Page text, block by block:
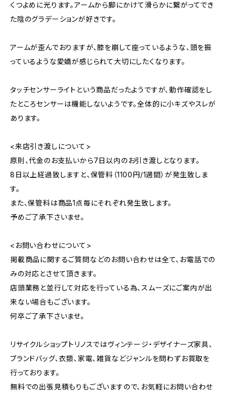
くつよめに光ります。アームから脚にかけて滑らかに繋がってでき
た陰のグラデーションが好きです。
アームが歪んでおりますが、膝を崩して座っているような、頭を振
っているような愛嬌が感じられて大切にしたくなります。
タッチセンサーライトという商品だったようですが、動作確認をし
たところセンサーは機能しないようです。全体的に小キズやスレが
あります。
<来店引き渡しについて>
原則、代金のお支払いから7日以内のお引き渡しとなります。
8日以上経過致しますと、保管料（1100円/1週間）が発生致しま
す。
また、保管料は商品1点毎にそれぞれ発生致します。
予めご了承下さいませ。
<お問い合わせについて>
掲載商品に関するご質問などのお問い合わせは全て、お電話での
みの対応とさせて頂きます。
店頭業務と並行して対応を行っている為、スムーズにご案内が出
来ない場合もございます。
何卒ご了承下さいませ。
リサイクルショップトリノスではヴィンテージ・デザイナーズ家具、
ブランドバッグ、衣類、家電、雑貨などジャンルを問わずお買取を
行っております。
無料での出張見積もりもございますので、お気軽にお問い合わせ